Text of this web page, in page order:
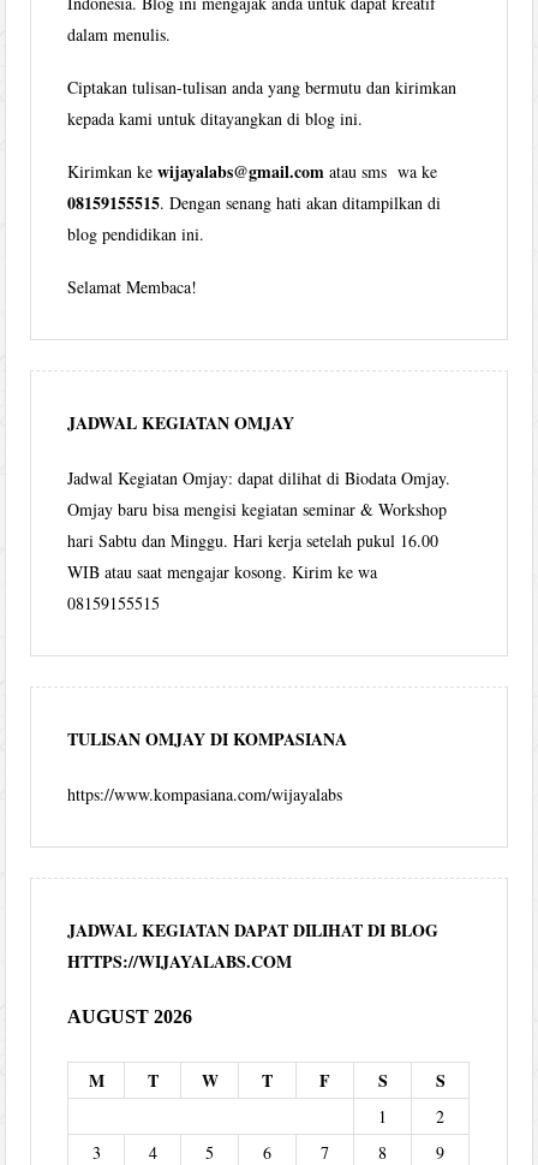
dalam menulis.
Ciptakan tulisan-tulisan anda yang bermutu dan kirimkan
kepada kami untuk ditayangkan di blog ini.
Kirimkan kewijayalabs@gmail.com atau sms wa ke
08159155515. Dengan senang hati akan ditampilkan di
blog pendidikan ini.
Selamat Membaca!
JADWAL KEGIATAN OMJAY
Jadwal Kegiatan Omjay: dapat dilihat di Biodata Omjay.
Omjay baru bisa mengisi kegiatan seminar & Workshop
hari Sabtu dan Minggu. Hari kerja setelah pukul 16.00
WIB atau saat mengajar kosong. Kirim ke wa
08159155515
TULISAN OMJAY DI KOMPASIANA
https://www.kompasiana.com/wijayalabs
JADWAL KEGIATAN DAPAT DILIHAT DI BLOG
HTTPS://WIJAYALABS.COM
AUGUST 2026
M T W T F S S
1
2
3
4 5 6 7 8
9